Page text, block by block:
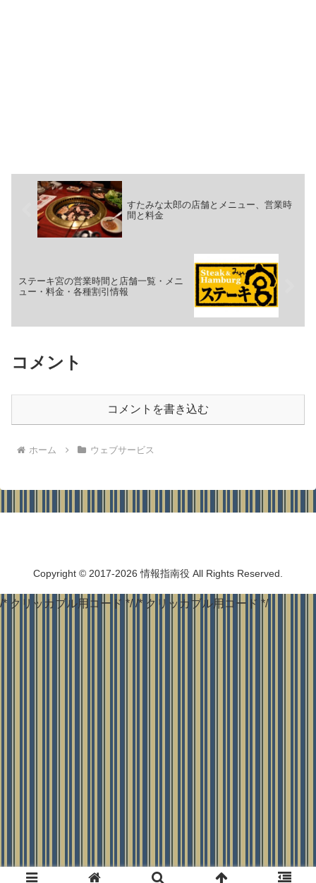
すたみな太郎の店舗とメニュー、営業時
間と料金
ステーキ宮の営業時間と店舗一覧・メニ
ュー・料金・各種割引情報
コメント
コメントを書き込む
ホーム ウェブサービス
Copyright © 2017-2026 情報指南役 All Rights Reserved.
/* クリッカブル用コード */ /* クリッカブル用コード */